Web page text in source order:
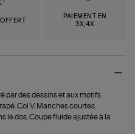
PAIEMENT EN
3X,4X
par des dessins et aux motifs
Col V. Manches courtes.
le dos. Coupe fluide ajustée à la